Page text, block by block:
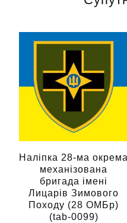
варіантів.
можна
вибрати
на
сторінці
товару
Наліпка 28-ма окрема
механізована
бригада імені
Лицарів Зимового
Походу (28 ОМБр)
(tab-0099)